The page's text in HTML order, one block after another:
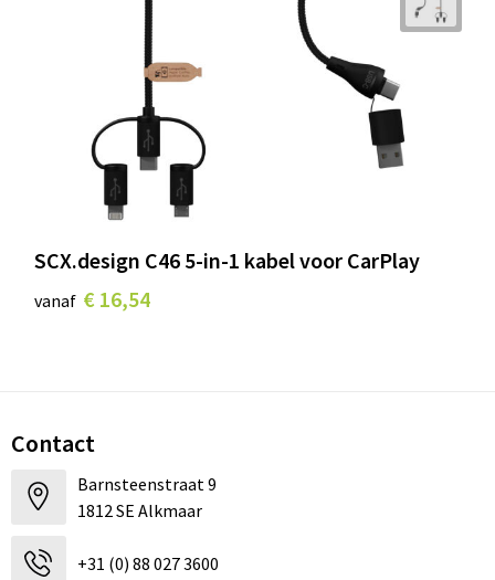
SCX.design C46 5-in-1 kabel voor CarPlay
vanaf € 16,54
Contact
Barnsteenstraat 9
1812 SE Alkmaar
+31 (0) 88 027 3600